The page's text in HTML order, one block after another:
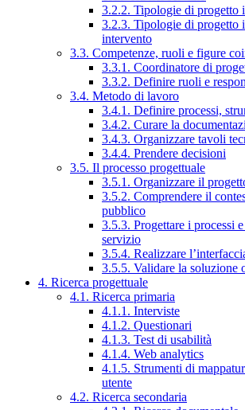
3.2.2. Tipologie di progetto
3.2.3. Tipologie di progetto
intervento
3.3. Competenze, ruoli e figure
3.3.1. Coordinatore di
3.3.2. Definire ruoli e
3.4. Metodo di lavoro
3.4.1. Definire processi,
3.4.2. Curare la
3.4.3. Organizzare tavoli
3.4.4. Prendere decisioni
3.5. Il processo progettuale
3.5.1. Organizzare il
3.5.2. Comprendere il
pubblico
3.5.3. Progettare i processi
servizio
3.5.4. Realizzare
3.5.5. Validare la soluzione
4. Ricerca progettuale
4.1. Ricerca primaria
4.1.1. Interviste
4.1.2. Questionari
4.1.3. Test di usabilità
4.1.4. Web analytics
4.1.5. Strumenti di
utente
4.2. Ricerca secondaria